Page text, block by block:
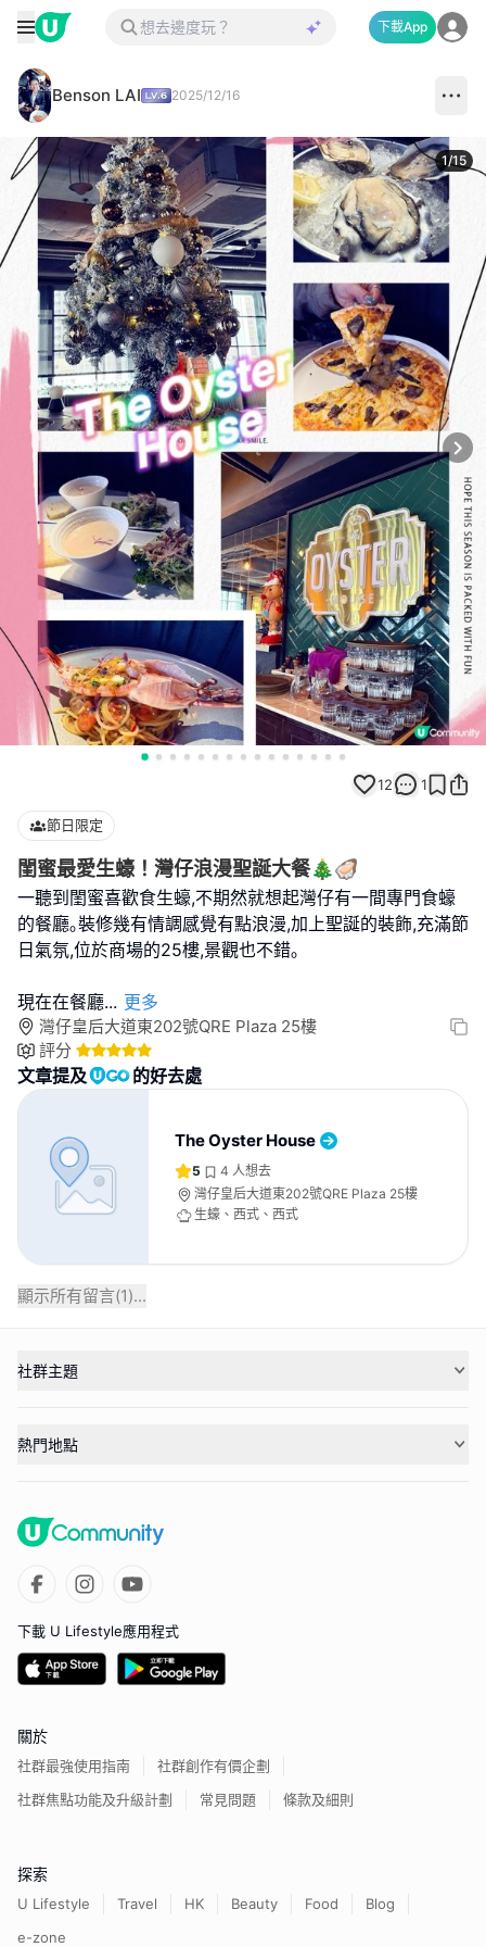
下載App
Benson LAI 2025/12/16
1/15
12 1
節日限定
閨蜜最愛生蠔！灣仔浪漫聖誕大餐🎄🦪
一聽到閨蜜喜歡食生蠔,不期然就想起灣仔有一間專門食蠔
的餐廳｡裝修幾有情調感覺有點浪漫,加上聖誕的裝飾,充滿節
日氣氛,位於商場的25樓,景觀也不錯｡
現在在餐廳... 更多
灣仔皇后大道東202號QRE Plaza 25樓
評分
文章提及 的好去處
The Oyster House
5 4 人想去
灣仔皇后大道東202號QRE Plaza 25樓
生蠔、西式、西式
顯示所有留言(1)...
社群主題
熱門地點
下載 U Lifestyle應用程式
關於
社群最強使用指南
社群創作有價企劃
社群焦點功能及升級計劃
常見問題 條款及細則
探索
U Lifestyle Travel HK Beauty Food
Blog
e-zone